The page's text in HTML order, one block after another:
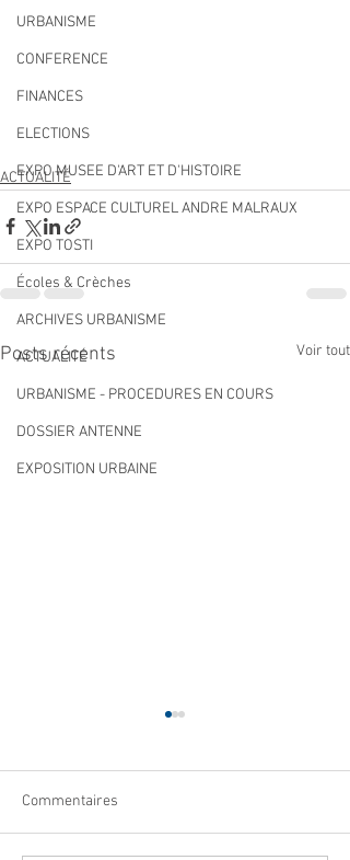
URBANISME
CONFERENCE
FINANCES
ELECTIONS
EXPO MUSEE D'ART ET D'HISTOIRE
EXPO ESPACE CULTUREL ANDRE MALRAUX
EXPO TOSTI
Écoles & Crèches
ARCHIVES URBANISME
ACTUALITÉ
URBANISME - PROCEDURES EN COURS
DOSSIER ANTENNE
EXPOSITION URBAINE
ACTUALITÉ
Posts récents Voir tout
Commentaires